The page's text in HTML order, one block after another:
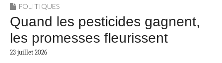
POLITIQUES
Quand les pesticides gagnent,
les promesses fleurissent
23 juillet 2026